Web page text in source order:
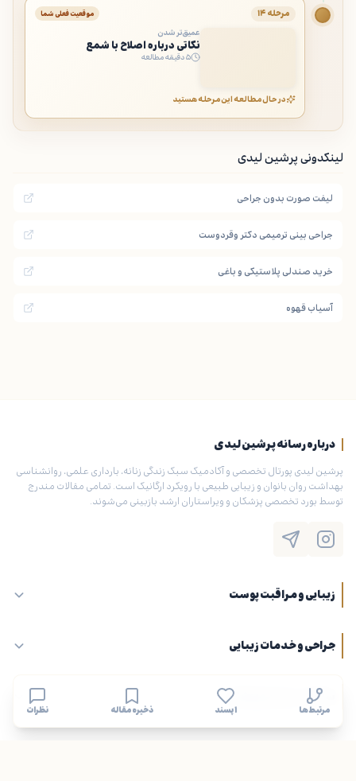
مرحله ۱۴ موقعیت فعلی شما
عمیق‌تر شدن
نکاتی درباره اصلاح با شمع
۵ دقیقه مطالعه
در حال مطالعه این مرحله هستید
لینکدونی پرشین لیدی
لیفت صورت بدون جراحی
جراحی بینی ترمیمی دکتر وقردوست
خرید صندلی پلاستیکی و باغی
آسیاب قهوه
مرتبط‌ها ۱ پسند ذخیره مقاله نظرات
درباره رسانه پرشین لیدی
پرشین لیدی پورتال تخصصی و آکادمیک سبک زندگی زنانه، بارداری علمی، روانشناسی
بهداشت روان بانوان و زیبایی طبیعی با رویکرد ارگانیک است. تمامی مقالات مندرج
توسط بورد تخصصی پزشکان و ویراستاران ارشد بازبینی می‌شوند.
زیبایی و مراقبت پوست
جراحی و خدمات زیبایی
سلامت، درمان و پزشکی